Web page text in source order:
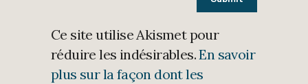
Ce site utilise Akismet pour
réduire les indésirables.En savoir
plus sur la façon dont les